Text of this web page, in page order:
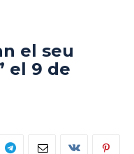
el seu
el 9 de